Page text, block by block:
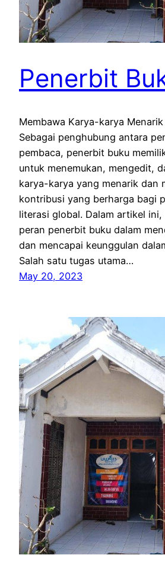
Penerbit
Membawa Karya-karya
Sebagai penghubung antara
pembaca, penerbit buku
untuk menemukan, mengedit,
karya-karya yang menarik dan
kontribusi yang berharga bagi
literasi global. Dalam artikel ini,
peran penerbit buku dalam
dan mencapai keunggulan
Salah satu tugas utama…
May 20, 2023